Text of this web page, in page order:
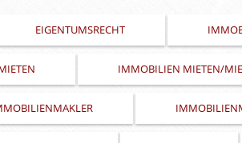
EIGENTUMSRECHT
IMMOBILIEN MIETEN/